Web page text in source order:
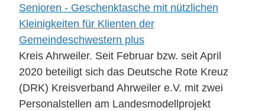
Senioren - Geschenktasche mit nützlichen
Kleinigkeiten für Klienten der
Gemeindeschwestern plus
Kreis Ahrweiler. Seit Februar bzw. seit April
2020 beteiligt sich das Deutsche Rote Kreuz
(DRK) Kreisverband Ahrweiler e.V. mit zwei
Personalstellen am Landesmodellprojekt